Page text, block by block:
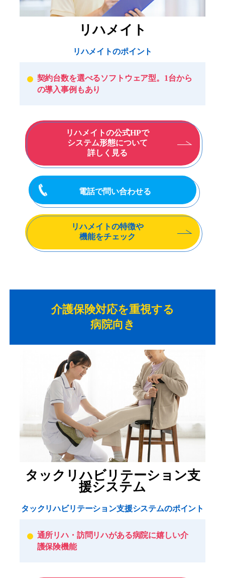
リハメイト
リハメイトのポイント
契約台数を選べるソフトウェア型。1台から
の導入事例もあり
リハメイトの公式HPで
システム形態について
詳しく見る
電話で問い合わせる
リハメイトの特徴や
機能をチェック
介護保険対応を重視する
病院向き
タックリハビリテーション支
援システム
タックリハビリテーション支援システムのポイント
通所リハ・訪問リハがある病院に嬉しい介
護保険機能